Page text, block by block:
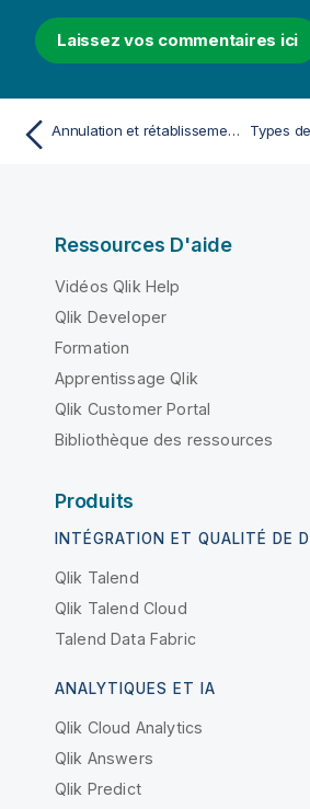
Laissez vos commentaires ici
Annulation et rétablissement d'actions
Ressources D'aide
Vidéos Qlik Help
Qlik Developer
Formation
Apprentissage Qlik
Qlik Customer Portal
Bibliothèque des ressources
Produits
INTÉGRATION ET QUALITÉ DE
Qlik Talend
Qlik Talend Cloud
Talend Data Fabric
ANALYTIQUES ET IA
Qlik Cloud Analytics
Qlik Answers
Qlik Predict